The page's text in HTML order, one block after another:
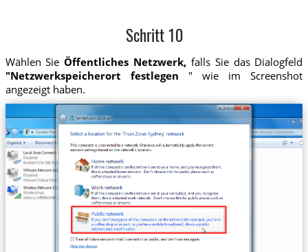
Schritt 10
Wählen SieÖffentliches Netzwerk, falls Sie das Dialogfeld
"Netzwerkspeicherort festlegen " wie im Screenshot
angezeigt haben.